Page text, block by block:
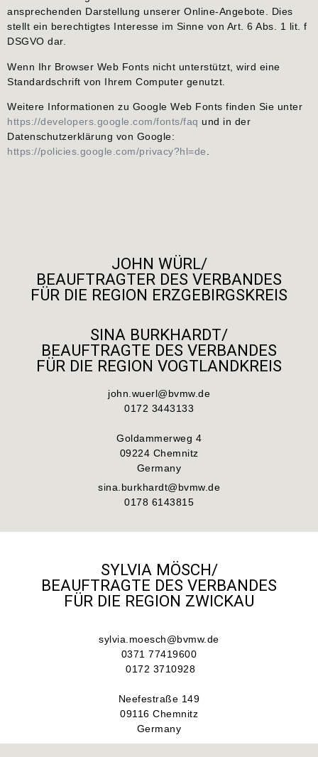
ansprechenden Darstellung unserer Online-Angebote. Dies
stellt ein berechtigtes Interesse im Sinne von Art. 6 Abs. 1 lit. f
DSGVO dar.
Wenn Ihr Browser Web Fonts nicht unterstützt, wird eine
Standardschrift von Ihrem Computer genutzt.
Weitere Informationen zu Google Web Fonts finden Sie unter
https://developers.google.com/fonts/faq und in der
Datenschutzerklärung von Google:
https://policies.google.com/privacy?hl=de
JOHN WÜRL/
BEAUFTRAGTER DES VERBANDES
FÜR DIE REGION ERZGEBIRGSKREIS
SINA BURKHARDT/
BEAUFTRAGTE DES VERBANDES
FÜR DIE REGION VOGTLANDKREIS
john.wuerl@bvmw.de
0172 3443133
Goldammerweg 4
09224 Chemnitz
Germany
sina.burkhardt@bvmw.de
0178 6143815
SYLVIA MÖSCH/
BEAUFTRAGTE DES VERBANDES
FÜR DIE REGION ZWICKAU
sylvia.moesch@bvmw.de
0371 77419600
0172 3710928
Neefestraße 149
09116 Chemnitz
Germany